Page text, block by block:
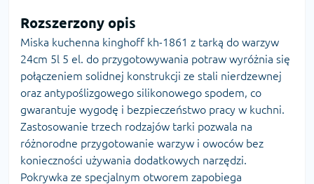
Rozszerzony opis
Miska kuchenna kinghoff kh-1861 z tarką do warzyw
24cm 5l 5 el. do przygotowywania potraw wyróżnia się
połączeniem solidnej konstrukcji ze stali nierdzewnej
oraz antypoślizgowego silikonowego spodem, co
gwarantuje wygodę i bezpieczeństwo pracy w kuchni.
Zastosowanie trzech rodzajów tarki pozwala na
różnorodne przygotowanie warzyw i owoców bez
konieczności używania dodatkowych narzędzi.
Pokrywka ze specjalnym otworem zapobiega